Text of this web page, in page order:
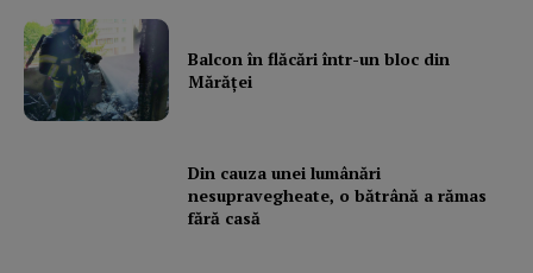
Balcon în flăcări într-un bloc din
Mărăţei
Din cauza unei lumânări
nesupravegheate, o bătrână a rămas
fără casă